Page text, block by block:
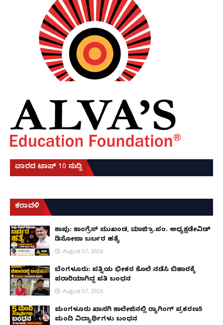
ವಾರದ ಟಾಪ್ 10 ಸುದ್ದಿ
ಕರಾವಳಿ
ಕಾಪು: ಕಾಂಗ್ರೆಸ್ ಮುಖಂಡ, ಮಾಜಿ ಗ್ರಾ.ಪಂ. ಅಧ್ಯಕ್ಷಡೇವಿಡ್
ಡಿಸೋಜಾ ಬರ್ಬರ ಹತ್ಯೆ
August 07, 2026
ಬೆಂಗಳೂರು: ಪತ್ನಿಯ ಭೀಕರ ಕೊಲೆ ನಡೆಸಿ ಬಿಹಾರಕ್ಕೆ
ಪರಾರಿಯಾಗಿದ್ದ ಪತಿ ಬಂಧನ
August 07, 2026
ಮಂಗಳೂರು ಖಾಸಗಿ ಕಾಲೇಜಿನಲ್ಲಿ ರ‌್ಯಾಗಿಂಗ್ ಪ್ರಕರಣ5
ಮಂದಿ ವಿದ್ಯಾರ್ಥಿಗಳು ಬಂಧನ